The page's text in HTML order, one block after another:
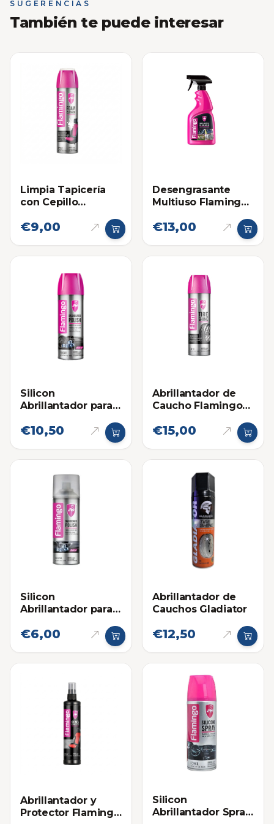
SUGERENCIAS
También te puede interesar
Limpia Tapicería
con Cepillo
€9,00
Desengrasante
Multiuso Flamingo
€13,00
Silicon
Abrillantador para
450ml
€10,50
Abrillantador de
Caucho Flamingo
€15,00
Silicon
Abrillantador para
220ml
€6,00
Abrillantador de
Cauchos Gladiator
€12,50
Abrillantador y
Protector Flamingo
Silicon
Abrillantador Spray